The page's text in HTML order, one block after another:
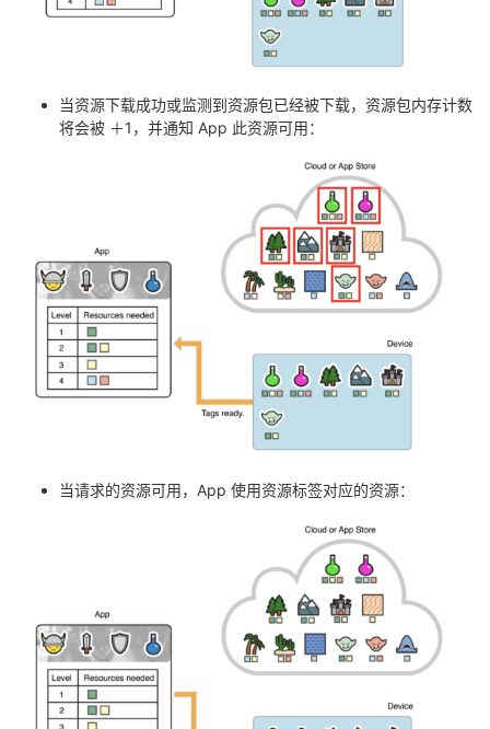
当资源下载成功或监测到资源包已经被下载，资源包内存计数
将会被 ＋1，并通知 App 此资源可用：
当请求的资源可用，App 使用资源标签对应的资源：